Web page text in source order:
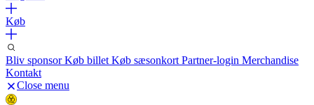
Køb
Bliv sponsorKøb billet Køb sæsonkort Partner-login Merchandise
Kontakt
Close menu